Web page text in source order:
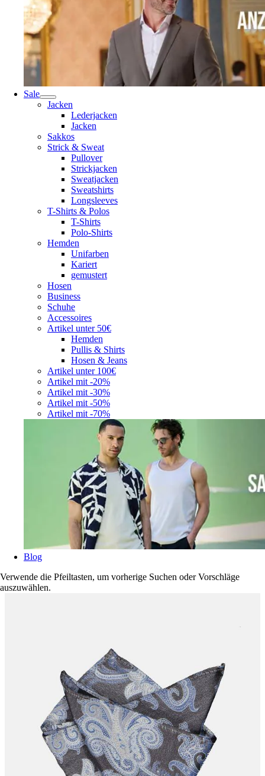
Sale
Jacken
Lederjacken
Jacken
Sakkos
Strick & Sweat
Pullover
Strickjacken
Sweatjacken
Sweatshirts
Longsleeves
T-Shirts & Polos
T-Shirts
Polo-Shirts
Hemden
Unifarben
Kariert
gemustert
Hosen
Business
Schuhe
Accessoires
Artikel unter 50€
Hemden
Pullis & Shirts
Hosen & Jeans
Artikel unter 100€
Artikel mit -20%
Artikel mit -30%
Artikel mit -50%
Artikel mit -70%
Blog
Verwende die Pfeiltasten, um vorherige Suchen oder Vorschläge
auszuwählen.